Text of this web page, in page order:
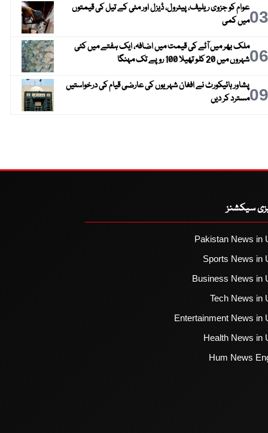
03عوام کو جزوی ریلیف، پیٹرول، ڈیزل اور مٹی کے تیل کی قیمتوں
میں کمی
06ملک بھر میں آٹے کی قیمت میں اضافہ، ایک ہفتے میں کئی
شہروں میں 20 کلو تھیلا 100 روپے تک مہنگا
09پشاور ہائیکورٹ نے افغان شہریوں کی عارضی قیام کی درخواستیں
مسترد کر دیں
سیکشنز
Pakistan News in
Sports News in
Business News in
Tech News in
Entertainment News in
Health News in
Hum News